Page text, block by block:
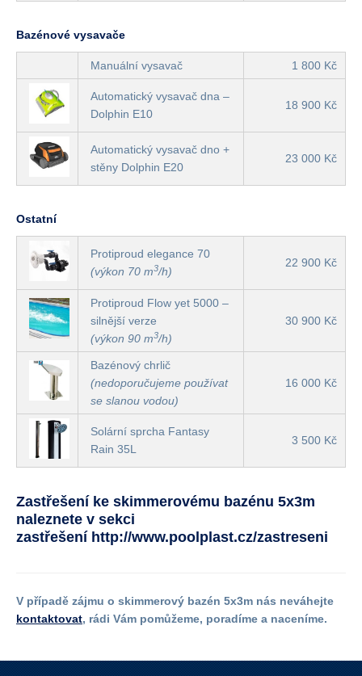
Bazénové vysavače
Manuální vysavač 1 800 Kč
Automatický vysavač dna –
Dolphin E10
18 900 Kč
Automatický vysavač dno +
stěny Dolphin E20
23 000 Kč
Ostatní
Protiproud elegance 70
(výkon 70 m3/h)
22 900 Kč
Protiproud Flow yet 5000 –
silnější verze
(výkon 90 m3/h)
30 900 Kč
Bazénový chrlič
(nedoporučujeme používat
se slanou vodou)
16 000 Kč
Solární sprcha Fantasy
Rain 35L
3 500 Kč
Zastřešení ke skimmerovému bazénu 5x3m
naleznete v sekci
zastřešení http://www.poolplast.cz/zastreseni
V případě zájmu o skimmerový bazén 5x3m nás neváhejte
kontaktovat, rádi Vám pomůžeme, poradíme a naceníme.